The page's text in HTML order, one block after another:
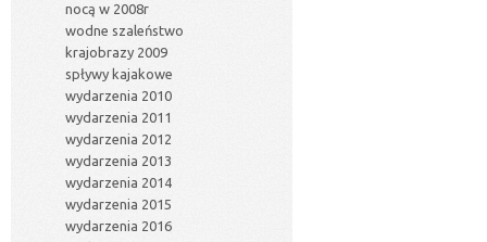
nocą w 2008r
wodne szaleństwo
krajobrazy 2009
spływy kajakowe
wydarzenia 2010
wydarzenia 2011
wydarzenia 2012
wydarzenia 2013
wydarzenia 2014
wydarzenia 2015
wydarzenia 2016